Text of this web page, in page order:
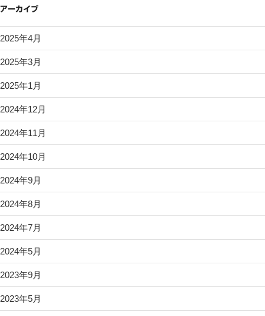
アーカイブ
2025年4月
2025年3月
2025年1月
2024年12月
2024年11月
2024年10月
2024年9月
2024年8月
2024年7月
2024年5月
2023年9月
2023年5月